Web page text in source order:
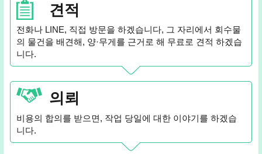
견적
전화나 LINE, 직접 방문을 하겠습니다, 그 자리에서 회수물
의 물건을 배견해, 양·무게를 근거로 해 무료로 견적 하겠습
니다.
의뢰
비용의 합의를 받으면, 작업 당일에 대한 이야기를 하겠습
니다.